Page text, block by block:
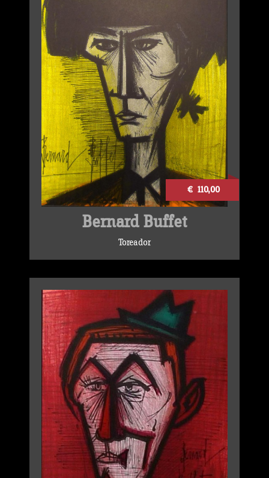
€ 110,00
Bernard Buffet
Toreador